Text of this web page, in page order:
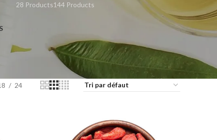
28 Products144 Products
24